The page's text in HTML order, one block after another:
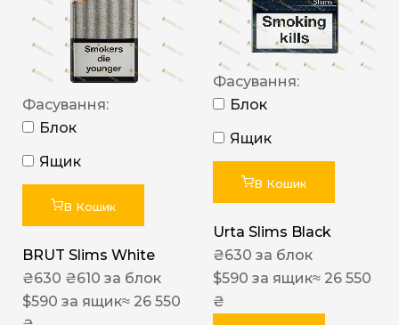
Фасування:
Блок
Ящик
В Кошик
BRUT Slims White
₴630 ₴610 за блок
$590 за ящик≈ 26 550
Фасування:
Блок
Ящик
В Кошик
Urta Slims Black
₴630 за блок
$590 за ящик≈ 26 550
₴